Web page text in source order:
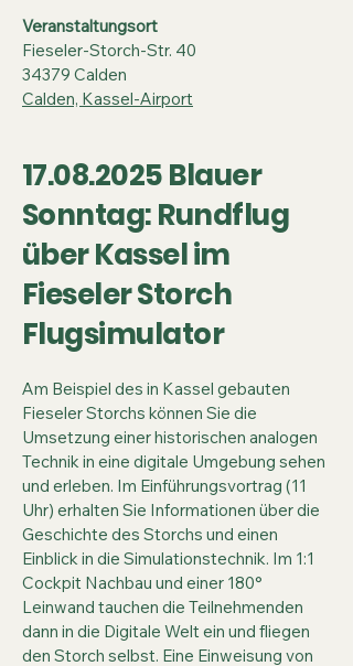
Veranstaltungsort
Fieseler-Storch-Str. 40
34379 Calden
Calden, Kassel-Airport
17.08.2025Blauer
Sonntag: Rundflug
über Kassel im
Fieseler Storch
Flugsimulator
Am Beispiel des in Kassel gebauten
Fieseler Storchs können Sie die
Umsetzung einer historischen analogen
Technik in eine digitale Umgebung sehen
und erleben. Im Einführungsvortrag (11
Uhr) erhalten Sie Informationen über die
Geschichte des Storchs und einen
Einblick in die Simulationstechnik. Im 1:1
Cockpit Nachbau und einer 180°
Leinwand tauchen die Teilnehmenden
dann in die Digitale Welt ein und fliegen
den Storch selbst. Eine Einweisung von